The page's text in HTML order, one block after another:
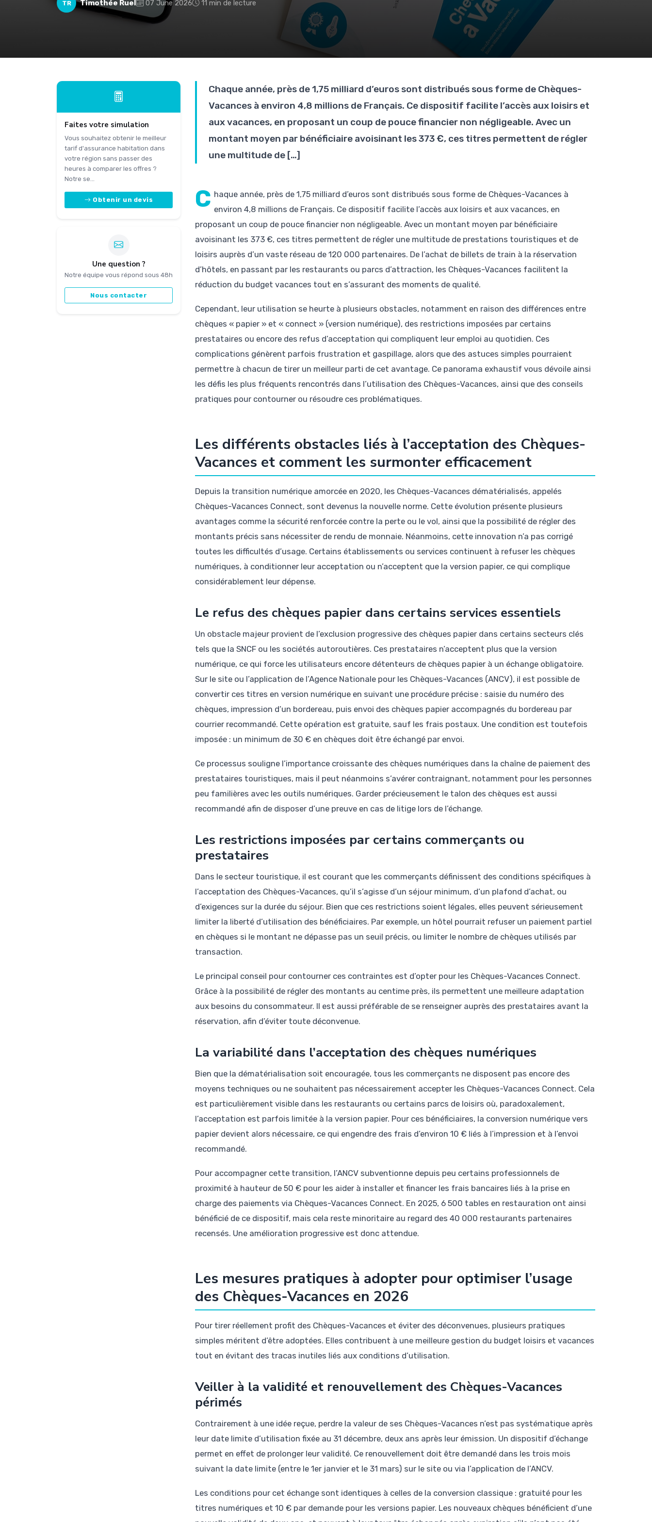
TR Timothée Ruel 07 June 2026 11 min de lecture
Faites votre simulation
Vous souhaitez obtenir le meilleur
tarif d'assurance habitation dans
votre région sans passer des
heures à comparer les offres ?
Notre se...
Obtenir un devis
Une question ?
Notre équipe vous répond sous 48h
Nous contacter
Chaque année, près de 1,75 milliard d’euros sont distribués sous forme de Chèques-
Vacances à environ 4,8 millions de Français. Ce dispositif facilite l’accès aux loisirs et
aux vacances, en proposant un coup de pouce financier non négligeable. Avec un
montant moyen par bénéficiaire avoisinant les 373 €, ces titres permettent de régler
une multitude de […]
C haque année, près de 1,75 milliard d’euros sont distribués sous forme de Chèques-Vacances à
environ 4,8 millions de Français. Ce dispositif facilite l’accès aux loisirs et aux vacances, en
proposant un coup de pouce financier non négligeable. Avec un montant moyen par bénéficiaire
avoisinant les 373 €, ces titres permettent de régler une multitude de prestations touristiques et de
loisirs auprès d’un vaste réseau de 120 000 partenaires. De l’achat de billets de train à la réservation
d’hôtels, en passant par les restaurants ou parcs d’attraction, les Chèques-Vacances facilitent la
réduction du budget vacances tout en s’assurant des moments de qualité.
Cependant, leur utilisation se heurte à plusieurs obstacles, notamment en raison des différences entre
chèques « papier » et « connect » (version numérique), des restrictions imposées par certains
prestataires ou encore des refus d’acceptation qui compliquent leur emploi au quotidien. Ces
complications génèrent parfois frustration et gaspillage, alors que des astuces simples pourraient
permettre à chacun de tirer un meilleur parti de cet avantage. Ce panorama exhaustif vous dévoile ainsi
les défis les plus fréquents rencontrés dans l’utilisation des Chèques-Vacances, ainsi que des conseils
pratiques pour contourner ou résoudre ces problématiques.
Les différents obstacles liés à l’acceptation des Chèques-
Vacances et comment les surmonter efficacement
Depuis la transition numérique amorcée en 2020, les Chèques-Vacances dématérialisés, appelés
Chèques-Vacances Connect, sont devenus la nouvelle norme. Cette évolution présente plusieurs
avantages comme la sécurité renforcée contre la perte ou le vol, ainsi que la possibilité de régler des
montants précis sans nécessiter de rendu de monnaie. Néanmoins, cette innovation n’a pas corrigé
toutes les difficultés d’usage. Certains établissements ou services continuent à refuser les chèques
numériques, à conditionner leur acceptation ou n’acceptent que la version papier, ce qui complique
considérablement leur dépense.
Le refus des chèques papier dans certains services essentiels
Un obstacle majeur provient de l’exclusion progressive des chèques papier dans certains secteurs clés
tels que la SNCF ou les sociétés autoroutières. Ces prestataires n’acceptent plus que la version
numérique, ce qui force les utilisateurs encore détenteurs de chèques papier à un échange obligatoire.
Sur le site ou l’application de l’Agence Nationale pour les Chèques-Vacances (ANCV), il est possible de
convertir ces titres en version numérique en suivant une procédure précise : saisie du numéro des
chèques, impression d’un bordereau, puis envoi des chèques papier accompagnés du bordereau par
courrier recommandé. Cette opération est gratuite, sauf les frais postaux. Une condition est toutefois
imposée : un minimum de 30 € en chèques doit être échangé par envoi.
Ce processus souligne l’importance croissante des chèques numériques dans la chaîne de paiement des
prestataires touristiques, mais il peut néanmoins s’avérer contraignant, notamment pour les personnes
peu familières avec les outils numériques. Garder précieusement le talon des chèques est aussi
recommandé afin de disposer d’une preuve en cas de litige lors de l’échange.
Les restrictions imposées par certains commerçants ou
prestataires
Dans le secteur touristique, il est courant que les commerçants définissent des conditions spécifiques à
l’acceptation des Chèques-Vacances, qu’il s’agisse d’un séjour minimum, d’un plafond d’achat, ou
d’exigences sur la durée du séjour. Bien que ces restrictions soient légales, elles peuvent sérieusement
limiter la liberté d’utilisation des bénéficiaires. Par exemple, un hôtel pourrait refuser un paiement partiel
en chèques si le montant ne dépasse pas un seuil précis, ou limiter le nombre de chèques utilisés par
transaction.
Le principal conseil pour contourner ces contraintes est d’opter pour les Chèques-Vacances Connect.
Grâce à la possibilité de régler des montants au centime près, ils permettent une meilleure adaptation
aux besoins du consommateur. Il est aussi préférable de se renseigner auprès des prestataires avant la
réservation, afin d’éviter toute déconvenue.
La variabilité dans l’acceptation des chèques numériques
Bien que la dématérialisation soit encouragée, tous les commerçants ne disposent pas encore des
moyens techniques ou ne souhaitent pas nécessairement accepter les Chèques-Vacances Connect. Cela
est particulièrement visible dans les restaurants ou certains parcs de loisirs où, paradoxalement,
l’acceptation est parfois limitée à la version papier. Pour ces bénéficiaires, la conversion numérique vers
papier devient alors nécessaire, ce qui engendre des frais d’environ 10 € liés à l’impression et à l’envoi
recommandé.
Pour accompagner cette transition, l’ANCV subventionne depuis peu certains professionnels de
proximité à hauteur de 50 € pour les aider à installer et financer les frais bancaires liés à la prise en
charge des paiements via Chèques-Vacances Connect. En 2025, 6 500 tables en restauration ont ainsi
bénéficié de ce dispositif, mais cela reste minoritaire au regard des 40 000 restaurants partenaires
recensés. Une amélioration progressive est donc attendue.
Les mesures pratiques à adopter pour optimiser l’usage
des Chèques-Vacances en 2026
Pour tirer réellement profit des Chèques-Vacances et éviter des déconvenues, plusieurs pratiques
simples méritent d’être adoptées. Elles contribuent à une meilleure gestion du budget loisirs et vacances
tout en évitant des tracas inutiles liés aux conditions d’utilisation.
Veiller à la validité et renouvellement des Chèques-Vacances
périmés
Contrairement à une idée reçue, perdre la valeur de ses Chèques-Vacances n’est pas systématique après
leur date limite d’utilisation fixée au 31 décembre, deux ans après leur émission. Un dispositif d’échange
permet en effet de prolonger leur validité. Ce renouvellement doit être demandé dans les trois mois
suivant la date limite (entre le 1er janvier et le 31 mars) sur le site ou via l’application de l’ANCV.
Les conditions pour cet échange sont identiques à celles de la conversion classique : gratuité pour les
titres numériques et 10 € par demande pour les versions papier. Les nouveaux chèques bénéficient d’une